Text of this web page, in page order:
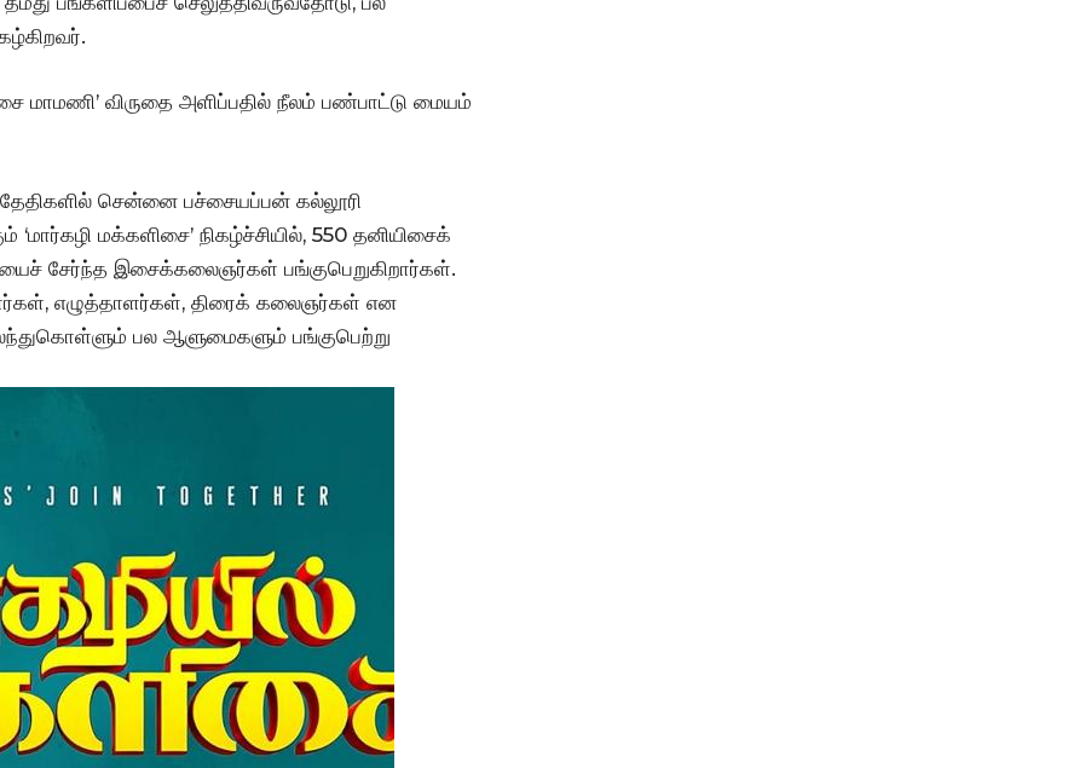
மாமணி’ விருதை அளிப்பதில் நீலம் பண்பாட்டு மையம்
தேதிகளில் சென்னை பச்சையப்பன் கல்லூரி
மக்களிசை’ நிகழ்ச்சியில், 550 தனியிசைக்
சேர்ந்த இசைக்கலைஞர்கள் பங்குபெறுகிறார்கள்.
எழுத்தாளர்கள், திரைக் கலைஞர்கள் என
பல ஆளுமைகளும் பங்குபெற்று